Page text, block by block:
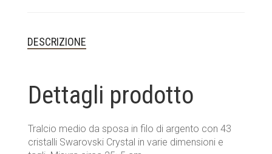
DESCRIZIONE
Dettagli prodotto
Tralcio medio da sposa in filo di argento con 43
cristalli Swarovski Crystal in varie dimensioni e